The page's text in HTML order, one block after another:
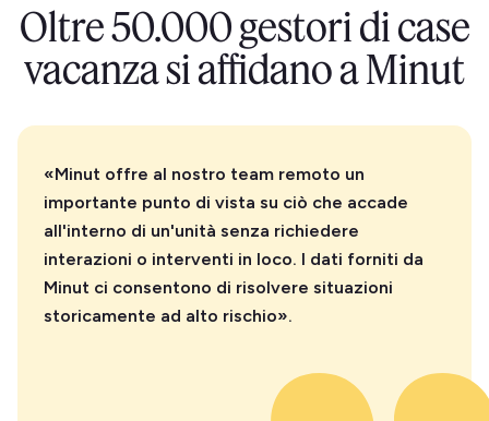
Oltre 50.000 gestori di case
vacanza si affidano a Minut
«Minut offre al nostro team remoto un
importante punto di vista su ciò che accade
all'interno di un'unità senza richiedere
interazioni o interventi in loco. I dati forniti da
Minut ci consentono di risolvere situazioni
storicamente ad alto rischio».